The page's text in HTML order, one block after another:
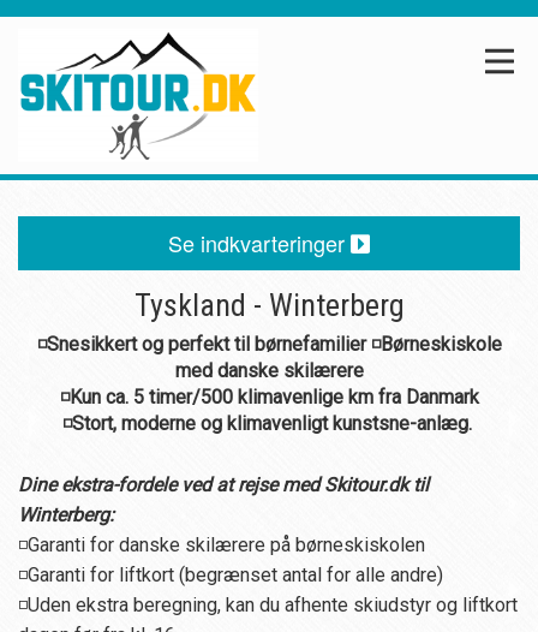
Se indkvarteringer
Tyskland - Winterberg
◽Snesikkert og perfekt til børnefamilier ◽Børneskiskole
med danske skilærere
◽Kun ca. 5 timer/500 klimavenlige km fra Danmark
◽Stort, moderne og klimavenligt kunstsne-anlæg.
Dine ekstra-fordele ved at rejse med Skitour.dk til
Winterberg:
◽Garanti for danske skilærere på børneskiskolen
◽Garanti for liftkort (begrænset antal for alle andre)
◽Uden ekstra beregning, kan du afhente skiudstyr og liftkort